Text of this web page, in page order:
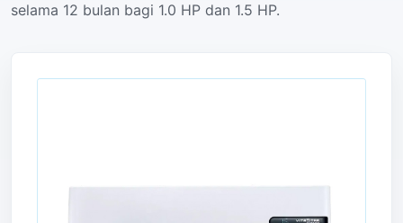
selama 12 bulan bagi 1.0 HP dan 1.5 HP.